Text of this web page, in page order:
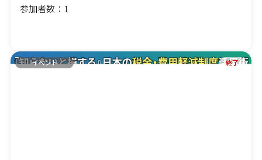
参加者数：1
イベント 終了